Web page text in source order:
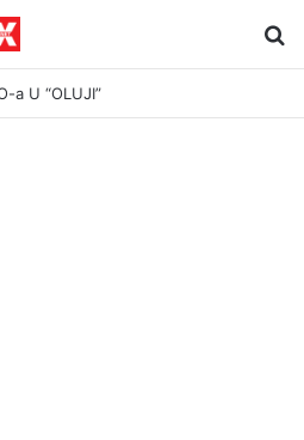
a U “OLUJI”